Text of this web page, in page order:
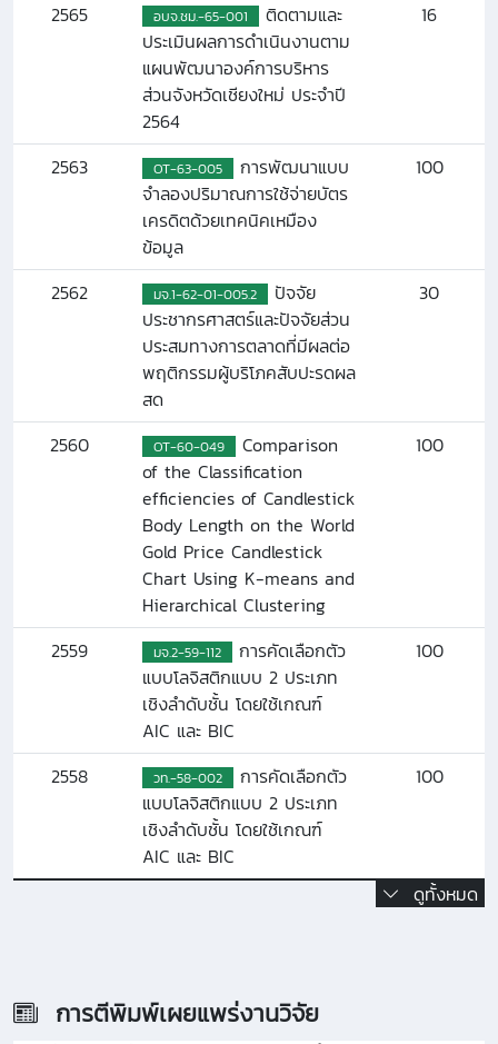
2565 อบจ.ชม.-65-001
ติดตามและ
ประเมินผลการดำเนินงานตาม
แผนพัฒนาองค์การบริหาร
ส่วนจังหวัดเชียงใหม่ ประจำปี
2564
16
2563 OT-63-005
การพัฒนาแบบ
จำลองปริมาณการใช้จ่ายบัตร
เครดิตด้วยเทคนิคเหมือง
ข้อมูล
100
2562 มจ.1-62-01-005.2
ปัจจัย
ประชากรศาสตร์และปัจจัยส่วน
ประสมทางการตลาดที่มีผลต่อ
พฤติกรรมผู้บริโภคสับปะรดผล
สด
30
2560 OT-60-049
Comparison
of the Classification
efficiencies of Candlestick
Body Length on the World
Gold Price Candlestick
Chart Using K-means and
Hierarchical Clustering
100
2559 มจ.2-59-112
การคัดเลือกตัว
แบบโลจิสติกแบบ 2 ประเภท
เชิงลำดับชั้น โดยใช้เกณฑ์
AIC และ BIC
100
2558 วท.-58-002
การคัดเลือกตัว
แบบโลจิสติกแบบ 2 ประเภท
เชิงลำดับชั้น โดยใช้เกณฑ์
AIC และ BIC
100
ดูทั้งหมด
การตีพิมพ์เผยแพร่งานวิจัย